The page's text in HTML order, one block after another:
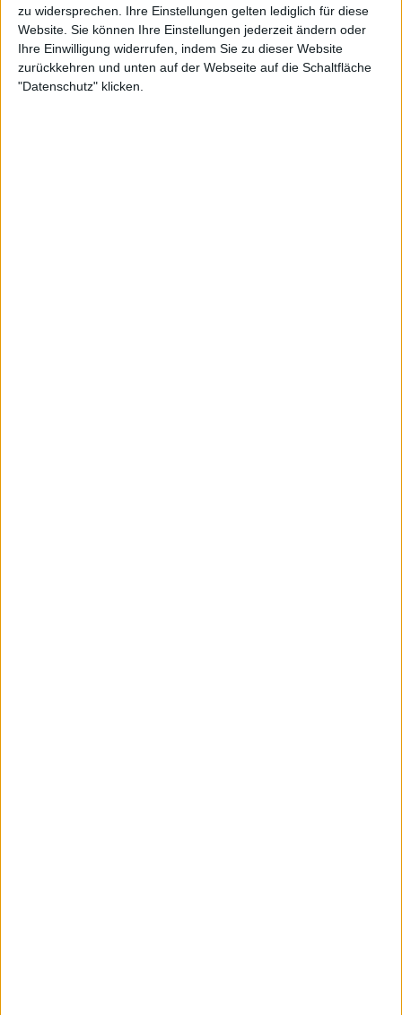
zu widersprechen. Ihre Einstellungen gelten lediglich für diese
Website. Sie können Ihre Einstellungen jederzeit ändern oder
Ihre Einwilligung widerrufen, indem Sie zu dieser Website
zurückkehren und unten auf der Webseite auf die Schaltfläche
"Datenschutz" klicken.
Zverev stürmt ins Finale der
Australian Open 2025: Djokovic
gibt nach einem Satz
sensationell auf